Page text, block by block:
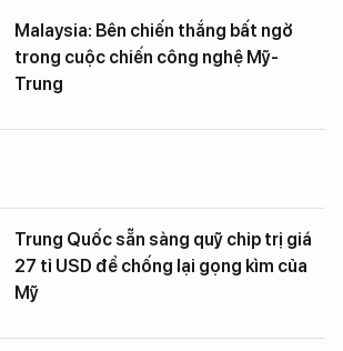
Malaysia: Bên chiến thắng bất ngờ
trong cuộc chiến công nghệ Mỹ-
Trung
Trung Quốc sẵn sàng quỹ chip trị giá
27 tỉ USD để chống lại gọng kìm của
Mỹ